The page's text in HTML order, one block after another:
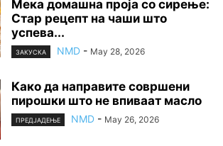
Мека домашна проја со сирење:
Стар рецепт на чаши што
успева...
ЗАКУСКА NMD - May 28, 2026
Како да направите совршени
пирошки што не впиваат масло
ПРЕДЈАДЕЊЕ NMD - May 26, 2026